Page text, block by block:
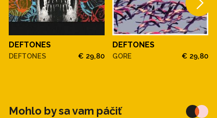
DEFTONES
DEFTONES € 29,80
DEFTONES
GORE € 29,80
Mohlo by sa vam páčiť